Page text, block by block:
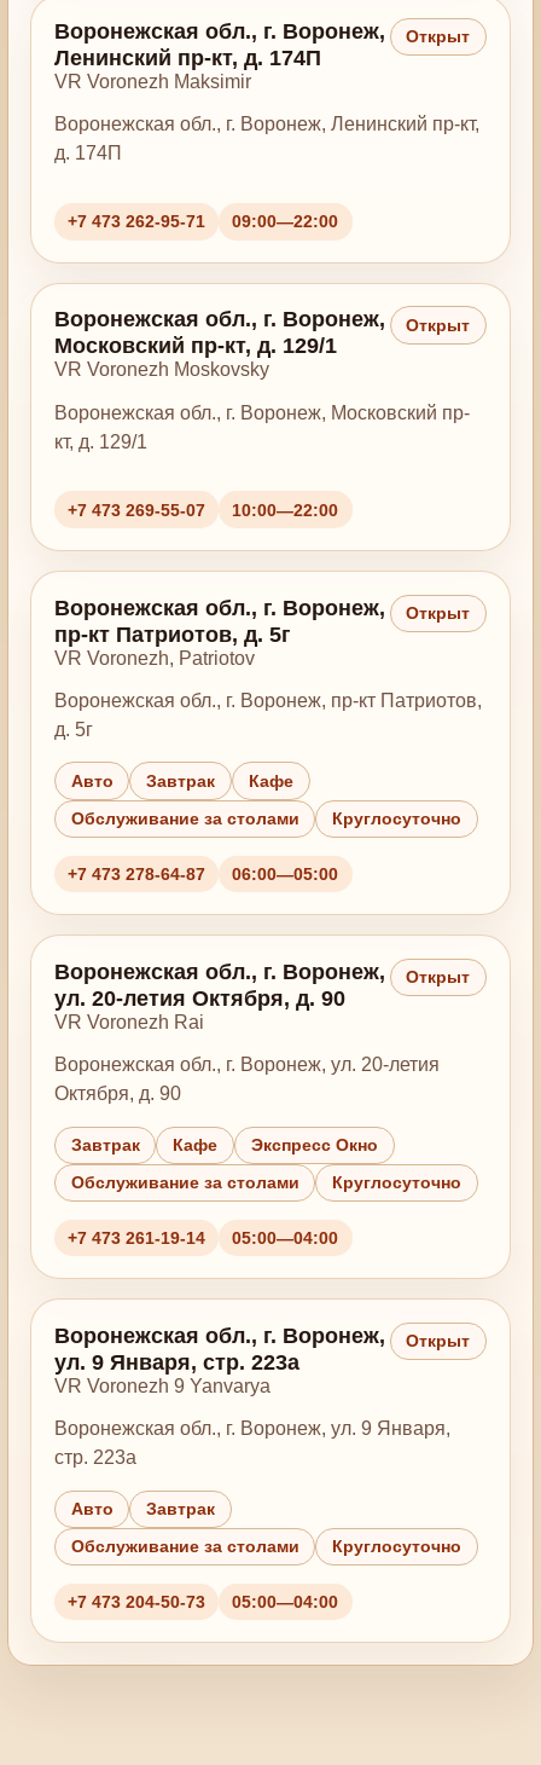
Воронежская обл., г. Воронеж,
Ленинский пр-кт, д. 174П
VR Voronezh Maksimir
Открыт
Воронежская обл., г. Воронеж, Ленинский пр-кт,
д. 174П
+7 473 262-95-71 09:00—22:00
Воронежская обл., г. Воронеж,
Московский пр-кт, д. 129/1
VR Voronezh Moskovsky
Открыт
Воронежская обл., г. Воронеж, Московский пр-
кт, д. 129/1
+7 473 269-55-07 10:00—22:00
Воронежская обл., г. Воронеж,
пр-кт Патриотов, д. 5г
VR Voronezh, Patriotov
Открыт
Воронежская обл., г. Воронеж, пр-кт Патриотов,
д. 5г
Авто Завтрак Кафе
Обслуживание за столами Круглосуточно
+7 473 278-64-87 06:00—05:00
Воронежская обл., г. Воронеж,
ул. 20-летия Октября, д. 90
VR Voronezh Rai
Открыт
Воронежская обл., г. Воронеж, ул. 20-летия
Октября, д. 90
Завтрак Кафе Экспресс Окно
Обслуживание за столами Круглосуточно
+7 473 261-19-14 05:00—04:00
Воронежская обл., г. Воронеж,
ул. 9 Января, стр. 223а
VR Voronezh 9 Yanvarya
Открыт
Воронежская обл., г. Воронеж, ул. 9 Января,
стр. 223а
Авто Завтрак
Обслуживание за столами Круглосуточно
+7 473 204-50-73 05:00—04:00